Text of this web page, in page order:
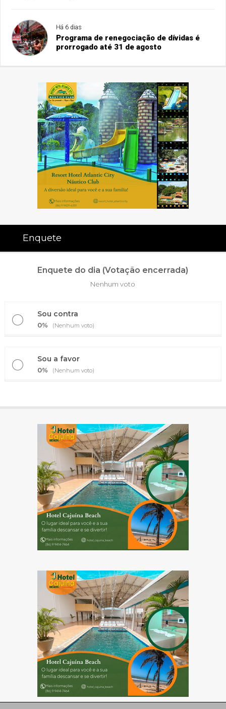
Há 6 dias
Programa de renegociação de dívidas é
prorrogado até 31 de agosto
Enquete
Enquete do dia (Votação encerrada)
Nenhum voto
Sou contra
0% (Nenhum voto)
Sou a favor
0% (Nenhum voto)